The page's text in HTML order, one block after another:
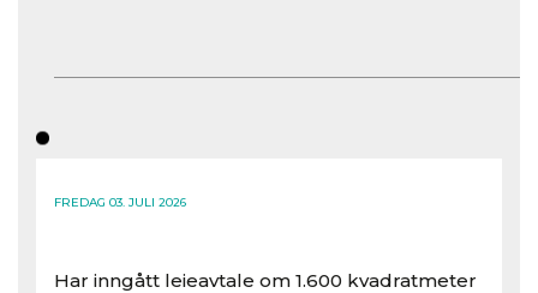
FREDAG 03. JULI 2026
Har inngått leieavtale om 1.600 kvadratmeter